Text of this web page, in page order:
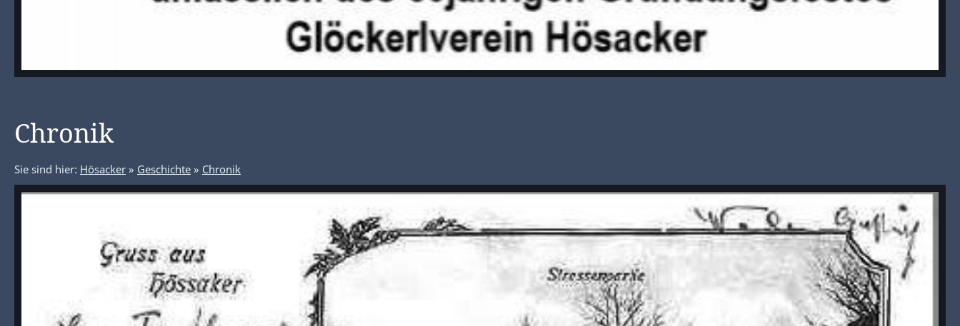
Chronik
Sie sind hier: Hösacker » Geschichte » Chronik